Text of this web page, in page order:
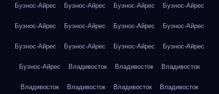
Буэнос-Айрес Буэнос-Айрес Буэнос-Айрес Буэнос-Айрес
Буэнос-Айрес Буэнос-Айрес Буэнос-Айрес Буэнос-Айрес
Буэнос-Айрес Буэнос-Айрес Буэнос-Айрес Буэнос-Айрес
Буэнос-Айрес Владивосток Владивосток Владивосток
Владивосток Владивосток Владивосток Владивосток